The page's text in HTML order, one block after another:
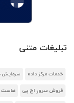
تبلیغات متنی
خدمات مرکز داده سرمایش
فروش سرور اچ پی هاست